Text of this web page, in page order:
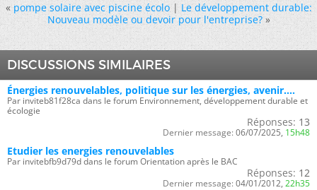
« pompe solaire avec piscine écolo|Le développement durable:
Nouveau modèle ou devoir pour l'entreprise? »
DISCUSSIONS SIMILAIRES
Énergies renouvelables, politique sur les énergies, avenir....
Par inviteb81f28ca dans le forum Environnement, développement durable et
écologie
Réponses: 13
Dernier message: 06/07/2025, 15h48
Etudier les energies renouvelables
Par invitebfb9d79d dans le forum Orientation après le BAC
Réponses: 12
Dernier message: 04/01/2012, 22h35